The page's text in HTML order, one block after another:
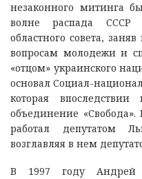
незаконного митинга
волне распада СССР
областного совета,
вопросам молодежи и
«отцом» украинского
основал Социал-
которая впоследствии
объединение
работал депутатом
возглавляя в нем
В 1997 году Андрей